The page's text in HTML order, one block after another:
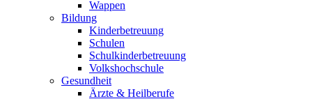
Wappen
Bildung
Kinderbetreuung
Schulen
Schulkinderbetreuung
Volkshochschule
Gesundheit
Ärzte & Heilberufe